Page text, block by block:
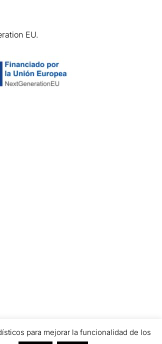
EU.
para mejorar la funcionalidad de los